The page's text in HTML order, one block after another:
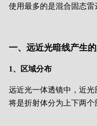
使用最多的是混合固态雷
一、远近光暗线产生
1、区域分布
远近光一体透镜中，近
将是折射体分为上下两个